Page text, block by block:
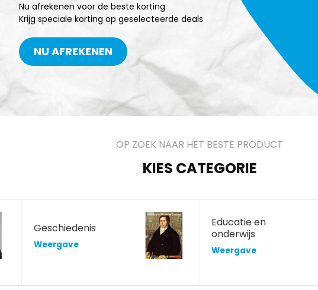
Nu afrekenen voor de beste korting
Krijg speciale korting op geselecteerde deals
NU AFREKENEN
OP ZOEK NAAR HET BESTE PRODUCT
KIES CATEGORIE
Geschiedenis
Weergave
Educatie en
onderwijs
Weergave